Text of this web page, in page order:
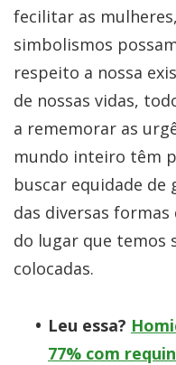
fecilitar as
simbolismos
respeito a nossa
de nossas vidas,
a rememorar as
mundo inteiro têm
buscar equidade
das diversas
do lugar que temos
colocadas.
Leu essa?
77% com